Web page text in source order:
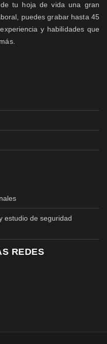
tu hoja de vida una gran
puedes grabar hasta 45
y habilidades que
estudio de seguridad
REDES